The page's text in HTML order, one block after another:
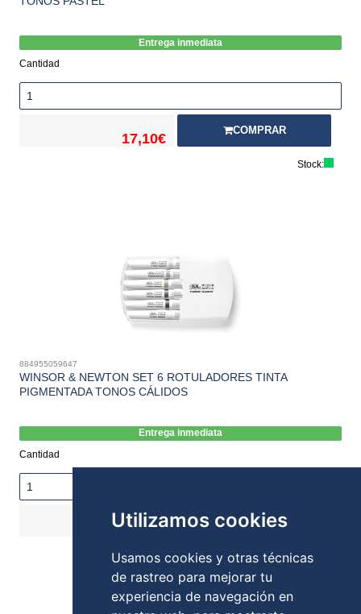
Utilizamos cookies
Usamos cookies y otras técnicas
de rastreo para mejorar tu
experiencia de navegación en
Entrega inmediata
Cantidad
17,10€
COMPRAR
Stock:
884955059647
WINSOR & NEWTON SET 6 ROTULADORES TINTA
PIGMENTADA TONOS CÁLIDOS
Entrega inmediata
Cantidad
14,90€
COMPRAR
Stock: